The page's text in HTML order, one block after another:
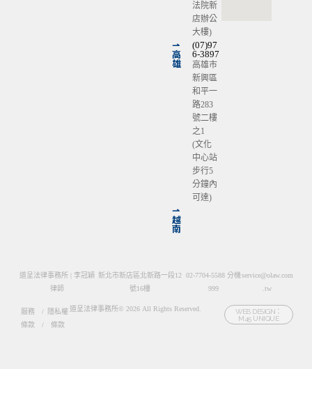
法院新
店辦公
大樓)
⇀
高
雄
(07)97
6-3897
高雄市
新興區
和平一
路283
號二樓
之1
(文化
中心站
步行5
分鐘內
可達)
⇀
越
南
道呈法律事務所 | 李冠穎
律師
新北市新店區北新路一段12
號16樓
02-7704-5588 分機
999
service@olaw.com
.tw
服務
條款
/
/
隱私權
條款
道呈法律事務所© 2026 All Rights Reserved.
WEB DESIGN：
M45 UNIQUE